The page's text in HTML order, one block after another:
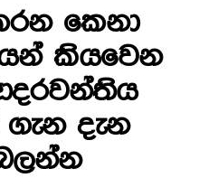
කෙනා
කියවෙන
දැන